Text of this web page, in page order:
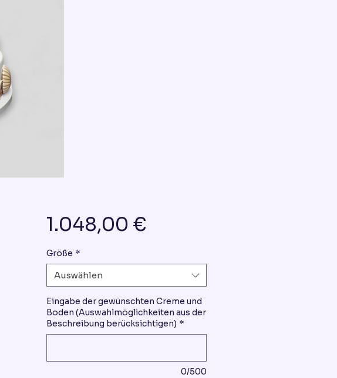
1.048,00 €Preis
Größe *
Auswählen
Eingabe der gewünschten Creme und
Boden (Auswahlmöglichkeiten aus der
Beschreibung berücksichtigen) *
0/500